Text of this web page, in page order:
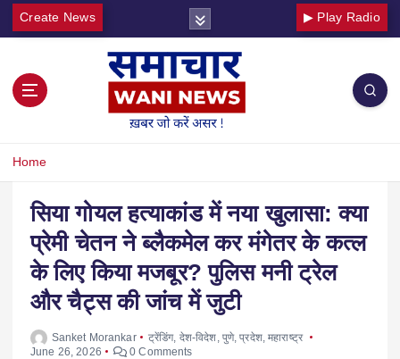
Create News ▶ Play Radio
Home
सिया गोयल हत्याकांड में नया खुलासा: क्या
प्रेमी चेतन ने ब्लैकमेल कर मंगेतर के कत्ल
के लिए किया मजबूर? पुलिस मनी ट्रेल
और चैट्स की जांच में जुटी
Sanket Morankar ट्रेंडिंग, देश-विदेश पुणे,प्रदेश,महाराष्ट्र
June 26, 2026
0 Comments